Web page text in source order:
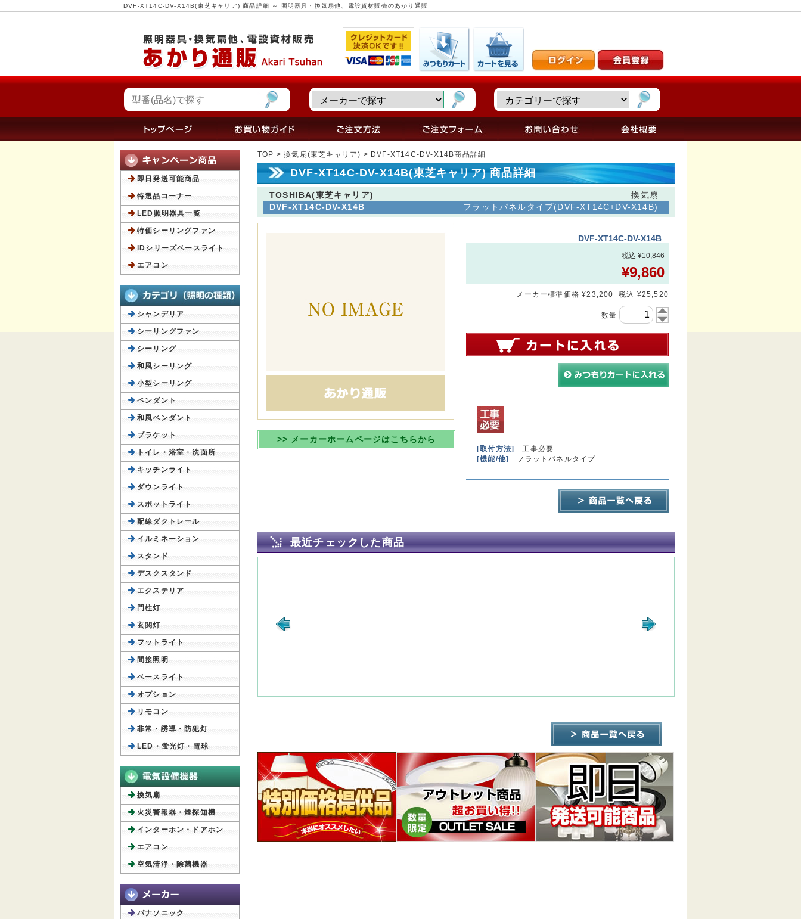
DVF-XT14C-DV-X14B(東芝キャリア) 商品詳細 ～ 照明器具・換気扇他、電設資材販売のあかり通販
TOP >換気扇(東芝キャリア) > DVF-XT14C-DV-X14B商品詳細
DVF-XT14C-DV-X14B(東芝キャリア) 商品詳細
TOSHIBA(東芝キャリア)
換気扇
DVF-XT14C-DV-X14B
フラットパネルタイプ(DVF-XT14C+DV-X14B)
>> メーカーホームページはこちらから
DVF-XT14C-DV-X14B
税込 ¥10,846
¥9,860
メーカー標準価格 ¥23,200 税込 ¥25,520
数量
[取付方法]
工事必要
[機能/他]
フラットパネルタイプ
最近チェックした商品
即日発送可能商品
特選品コーナー
LED照明器具一覧
特価シーリングファン
iDシリーズベースライト
エアコン
シャンデリア
シーリングファン
シーリング
和風シーリング
小型シーリング
ペンダント
和風ペンダント
ブラケット
トイレ・浴室・洗面所
キッチンライト
ダウンライト
スポットライト
配線ダクトレール
イルミネーション
スタンド
デスクスタンド
エクステリア
門柱灯
玄関灯
フットライト
間接照明
ベースライト
オプション
リモコン
非常・誘導・防犯灯
LED・蛍光灯・電球
換気扇
火災警報器・煙探知機
インターホン・ドアホン
エアコン
空気清浄・除菌機器
パナソニック